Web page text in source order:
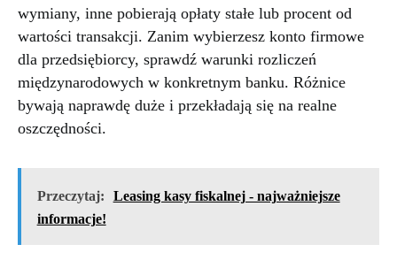
wymiany, inne pobierają opłaty stałe lub procent od
wartości transakcji. Zanim wybierzesz konto firmowe
dla przedsiębiorcy, sprawdź warunki rozliczeń
międzynarodowych w konkretnym banku. Różnice
bywają naprawdę duże i przekładają się na realne
oszczędności.
Przeczytaj:
Leasing kasy fiskalnej - najważniejsze
informacje!